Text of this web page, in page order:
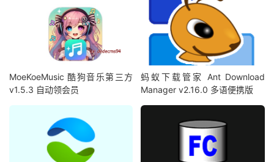
MoeKoeMusic 酷狗音乐第三方
v1.5.3 自动领会员
蚂蚁下载管家 Ant Download
Manager v2.16.0 多语便携版